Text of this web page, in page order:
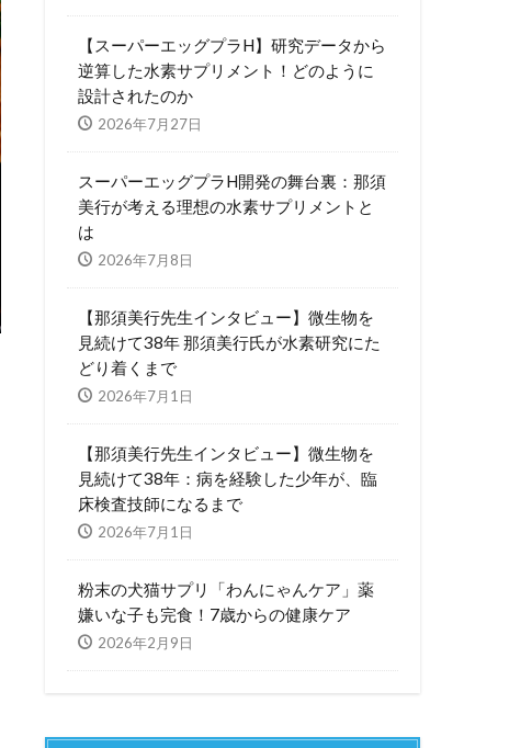
【スーパーエッグプラH】研究データから
逆算した水素サプリメント！どのように
設計されたのか
2026年7月27日
スーパーエッグプラH開発の舞台裏：那須
美行が考える理想の水素サプリメントと
は
2026年7月8日
【那須美行先生インタビュー】微生物を
見続けて38年 那須美行氏が水素研究にた
どり着くまで
2026年7月1日
【那須美行先生インタビュー】微生物を
見続けて38年：病を経験した少年が、臨
床検査技師になるまで
2026年7月1日
粉末の犬猫サプリ「わんにゃんケア」薬
嫌いな子も完食！7歳からの健康ケア
2026年2月9日